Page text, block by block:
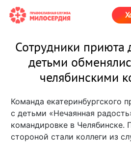
Сотрудники
детьми
челябинскими
Команда екатеринбургского
с детьми «Нечаянная
командировке в
стороной стали коллеги из